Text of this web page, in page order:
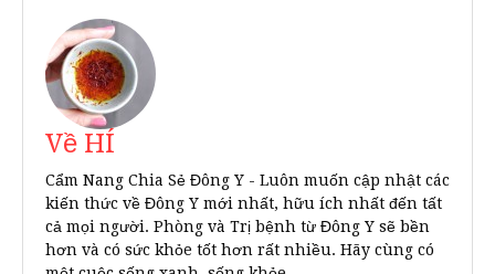
Về HÍ
Cẩm Nang Chia Sẻ Đông Y - Luôn muốn cập nhật các
kiến thức về Đông Y mới nhất, hữu ích nhất đến tất
cả mọi người. Phòng và Trị bệnh từ Đông Y sẽ bền
hơn và có sức khỏe tốt hơn rất nhiều. Hãy cùng có